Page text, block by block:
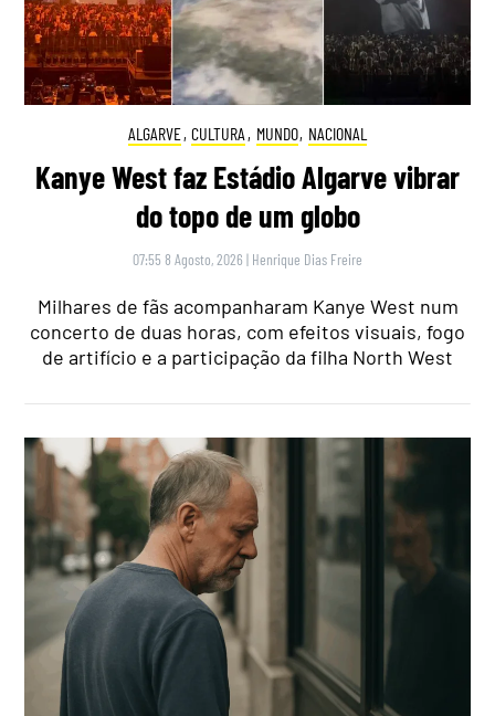
ALGARVE, CULTURA , MUNDO, NACIONAL
Kanye West faz Estádio Algarve vibrar
do topo de um globo
07:55 8 Agosto, 2026 | Henrique Dias Freire
Milhares de fãs acompanharam Kanye West num
concerto de duas horas, com efeitos visuais, fogo
de artifício e a participação da filha North West